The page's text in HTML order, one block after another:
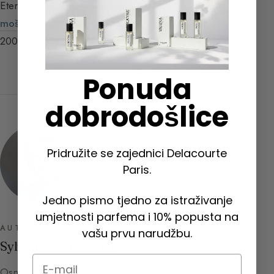
Eterično ulje anđelike ima vrlo izražen, začinski , gotovo
mošusni
miris, istovremeno oštar i gorak. Sadrži oko
200 sastojaka (uključujući alfa-pinen).
AUTORICA VODIČA KROZ PARFEME
Sylvaine Delacourte
Ponuda
dobrodošlice
Pridružite se zajednici Delacourte
Paris.
Jedno pismo tjedno za istraživanje
umjetnosti parfema i 10% popusta na
vašu prvu narudžbu.
Email